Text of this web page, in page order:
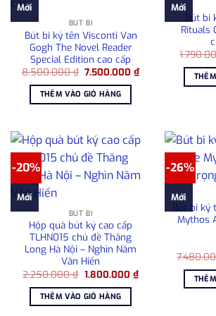
Mới
BÚT BI
Bút bi ký tên Visconti Van
Gogh The Novel Reader
Special Edition cao cấp
8.500.000₫ Giá
là:
8.500.000 ₫.
7.500.000₫Giá
THÊM VÀO GIỎ HÀNG
Mới
Bút
Rituals
-20%
Mới
BÚT BI
Hộp quà bút ký cao cấp
TLHN015 chủ đề Thăng
Long Hà Nội – Nghìn Năm
Văn Hiến
2.250.000₫ Giá
là:
2.250.000 ₫.
1.800.000 ₫Giá
hiện
THÊM VÀO GIỎ HÀNG
-26%
Mới
Bút bi
Mythos